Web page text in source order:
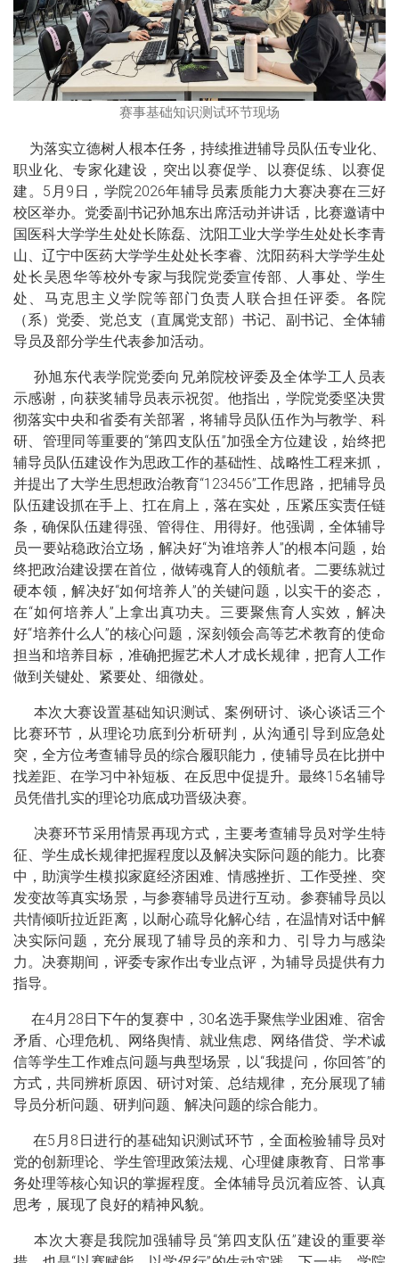
赛事基础知识测试环节现场
为落实立德树人根本任务，持续推进辅导员队伍专业化、
职业化、专家化建设，突出以赛促学、以赛促练、以赛促
建。5月9日，学院2026年辅导员素质能力大赛决赛在三好
校区举办。党委副书记孙旭东出席活动并讲话，比赛邀请中
国医科大学学生处处长陈磊、沈阳工业大学学生处处长李青
山、辽宁中医药大学学生处处长李睿、沈阳药科大学学生处
处长吴恩华等校外专家与我院党委宣传部、人事处、学生
处、马克思主义学院等部门负责人联合担任评委。各院
（系）党委、党总支（直属党支部）书记、副书记、全体辅
导员及部分学生代表参加活动。
孙旭东代表学院党委向兄弟院校评委及全体学工人员表
示感谢，向获奖辅导员表示祝贺。他指出，学院党委坚决贯
彻落实中央和省委有关部署，将辅导员队伍作为与教学、科
研、管理同等重要的“第四支队伍”加强全方位建设，始终把
辅导员队伍建设作为思政工作的基础性、战略性工程来抓，
并提出了大学生思想政治教育“123456”工作思路，把辅导员
队伍建设抓在手上、扛在肩上，落在实处，压紧压实责任链
条，确保队伍建得强、管得住、用得好。他强调，全体辅导
员一要站稳政治立场，解决好“为谁培养人”的根本问题，始
终把政治建设摆在首位，做铸魂育人的领航者。二要练就过
硬本领，解决好“如何培养人”的关键问题，以实干的姿态，
在“如何培养人”上拿出真功夫。三要聚焦育人实效，解决
好“培养什么人”的核心问题，深刻领会高等艺术教育的使命
担当和培养目标，准确把握艺术人才成长规律，把育人工作
做到关键处、紧要处、细微处。
本次大赛设置基础知识测试、案例研讨、谈心谈话三个
比赛环节，从理论功底到分析研判，从沟通引导到应急处
突，全方位考查辅导员的综合履职能力，使辅导员在比拼中
找差距、在学习中补短板、在反思中促提升。最终15名辅导
员凭借扎实的理论功底成功晋级决赛。
决赛环节采用情景再现方式，主要考查辅导员对学生特
征、学生成长规律把握程度以及解决实际问题的能力。比赛
中，助演学生模拟家庭经济困难、情感挫折、工作受挫、突
发变故等真实场景，与参赛辅导员进行互动。参赛辅导员以
共情倾听拉近距离，以耐心疏导化解心结，在温情对话中解
决实际问题，充分展现了辅导员的亲和力、引导力与感染
力。决赛期间，评委专家作出专业点评，为辅导员提供有力
指导。
在4月28日下午的复赛中，30名选手聚焦学业困难、宿舍
矛盾、心理危机、网络舆情、就业焦虑、网络借贷、学术诚
信等学生工作难点问题与典型场景，以“我提问，你回答”的
方式，共同辨析原因、研讨对策、总结规律，充分展现了辅
导员分析问题、研判问题、解决问题的综合能力。
在5月8日进行的基础知识测试环节，全面检验辅导员对
党的创新理论、学生管理政策法规、心理健康教育、日常事
务处理等核心知识的掌握程度。全体辅导员沉着应答、认真
思考，展现了良好的精神风貌。
本次大赛是我院加强辅导员“第四支队伍”建设的重要举